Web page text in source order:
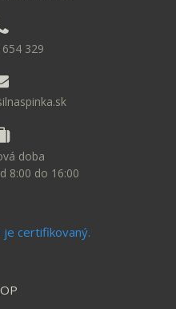
329
doba
8:00 do 16:00